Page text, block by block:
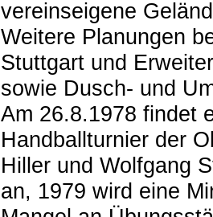
vereinseigene
Weitere Planungen
Stuttgart und
sowie Dusch- und
Am 26.8.1978 findet
Handballturnier der
Hiller und Wolfgang
an, 1979 wird eine